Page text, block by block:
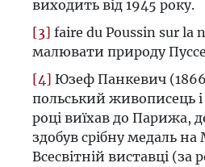
виходить від 1945 року.
[3] faire du Poussin sur la
малювати природу
[4] Юзеф Панкевич
польський живописець і
році виїхав до Парижа,
здобув срібну медаль
Всесвітній виставці (за